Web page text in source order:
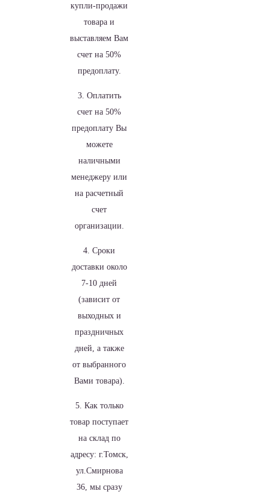
купли-продажи
товара и
выставляем Вам
счет на 50%
предоплату.
3. Оплатить
счет на 50%
предоплату Вы
можете
наличными
менеджеру или
на расчетный
счет
организации.
4. Сроки
доставки около
7-10 дней
(зависит от
выходных и
праздничных
дней, а также
от выбранного
Вами товара).
5. Как только
товар поступает
на склад по
адресу: г.Томск,
ул.Смирнова
36, мы сразу